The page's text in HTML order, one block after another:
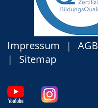
Impressum AGB
Sitemap